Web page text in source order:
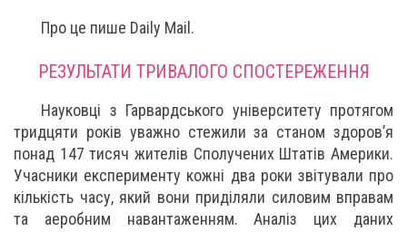
Про це пише Daily Mail.
РЕЗУЛЬТАТИ ТРИВАЛОГО СПОСТЕРЕЖЕННЯ
Науковці з Гарвардського університету протягом
тридцяти років уважно стежили за станом здоров’я
понад 147 тисяч жителів Сполучених Штатів Америки.
Учасники експерименту кожні два роки звітували про
кількість часу, який вони приділяли силовим вправам
та аеробним навантаженням. Аналіз цих даних